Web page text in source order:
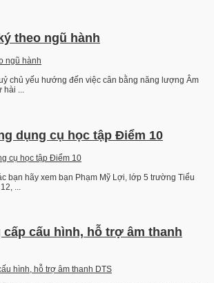
theo ngũ hành
chủ yếu hướng đến việc cân bằng năng lượng Âm
...
dụng cụ học tập Điểm 10
bạn hãy xem bạn Phạm Mỹ Lợi, lớp 5 trường Tiểu
...
cấp cấu hình, hỗ trợ âm thanh